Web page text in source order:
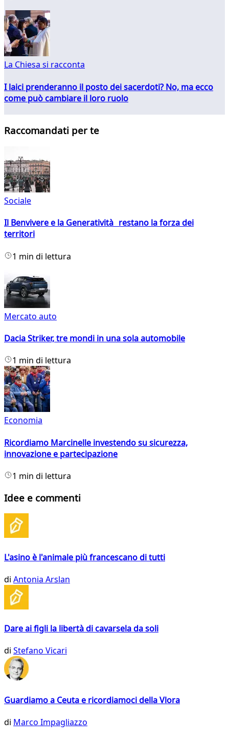
La Chiesa si racconta
I laici prenderanno il posto dei sacerdoti? No, ma ecco
come può cambiare il loro ruolo
Raccomandati per te
Sociale
Il Benvivere e la Generatività restano la forza dei
territori
1 min di lettura
Mercato auto
Dacia Striker, tre mondi in una sola automobile
1 min di lettura
Economia
Ricordiamo Marcinelle investendo su sicurezza,
innovazione e partecipazione
1 min di lettura
Idee e commenti
L'asino è l'animale più francescano di tutti
di Antonia Arslan
Dare ai figli la libertà di cavarsela da soli
di Stefano Vicari
Guardiamo a Ceuta e ricordiamoci della Vlora
di Marco Impagliazzo